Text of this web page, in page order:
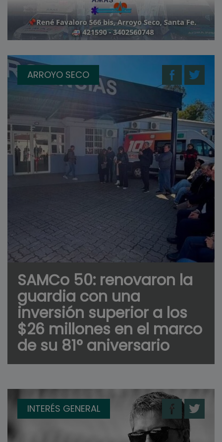
ARROYO SECO
SAMCo 50: renovaron la
guardia con una
inversión superior a los
$26 millones en el marco
de su 81° aniversario
INTERÉS GENERAL